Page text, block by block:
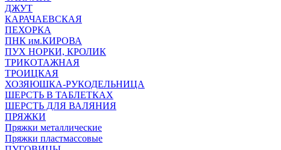
ДЖУТ
КАРАЧАЕВСКАЯ
ПЕХОРКА
ПНК им.КИРОВА
ПУХ НОРКИ, КРОЛИК
ТРИКОТАЖНАЯ
ТРОИЦКАЯ
ХОЗЯЮШКА-РУКОДЕЛЬНИЦА
ШЕРСТЬ В ТАБЛЕТКАХ
ШЕРСТЬ ДЛЯ ВАЛЯНИЯ
ПРЯЖКИ
Пряжки металлические
Пряжки пластмассовые